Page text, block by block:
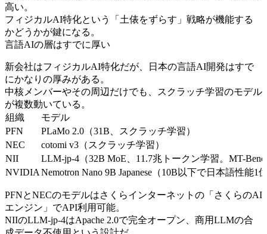
高い。
フィジカルAI特化という「土俵をずらす」戦略が機能する
かどうかが鍵になる。
言語AIの層はすでに厚い
新会社はフィジカルAI特化だが、日本の言語AI開発はすで
にかなりの厚みがある。
中核メンバーやその周辺だけでも、スクラッチ学習のモデル
が複数動いている。
組織
モデル
PFN
PLaMo 2.0（31B、スクラッチ学習）
NEC
cotomi v3（スクラッチ学習）
NII
LLM-jp-4（32B MoE、11.7兆トークン学習。MT-
NVIDIA Nemotron Nano 9B Japanese（10B以下で日本語性能1
PFNとNECのモデルはさくらインターネットの「さくらのAI
エンジン」でAPI利用可能。
NIIのLLM-jp-4はApache 2.0で完全オープン、商用LLMの合